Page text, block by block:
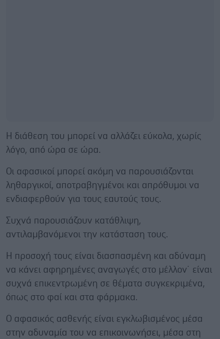
Η διάθεση του μπορεί να αλλάζει εύκολα, χωρίς
λόγο, από ώρα σε ώρα.
Οι αφασικοί μπορεί ακόμη να παρουσιάζονται
ληθαργικοί, αποτραβηγμένοι και απρόθυμοι να
ενδιαφερθούν για τους εαυτούς τους.
Συχνά παρουσιάζουν κατάθλιψη,
αντιλαμβανόμενοι την κατάσταση τους.
Η προσοχή τους είναι διασπασμένη και αδύναμη
να κάνει αφηρημένες αναγωγές στο μέλλον˙ είναι
συχνά επικεντρωμένη σε θέματα συγκεκριμένα,
όπως στο φαί και στα φάρμακα.
Ο αφασικός ασθενής είναι εγκλωβισμένος μέσα
στην αδυναμία του να επικοινωνήσει, μέσα στη